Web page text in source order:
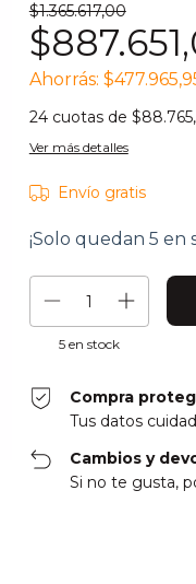
$1.365.617,00
Ahorrás:
24 cuotas de
Ver más detalles
Envío gratis
¡Solo quedan 5 en
5en stock
Compra
Tus datos
Cambios y
Si no te gusta,